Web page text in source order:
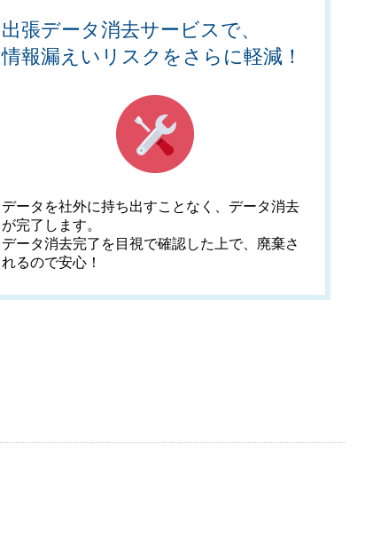
出張データ消去サービスで、
情報漏えいリスクをさらに軽減！
データを社外に持ち出すことなく、データ消去
が完了します。
データ消去完了を目視で確認した上で、廃棄さ
れるので安心！